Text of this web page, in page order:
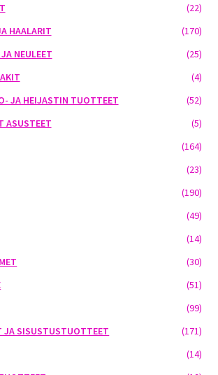
(22)
HAALARIT
(170)
NEULEET
(25)
(4)
JA HEIJASTIN TUOTTEET
(52)
ASUSTEET
(5)
(164)
(23)
(190)
(49)
(14)
(30)
(51)
(99)
JA SISUSTUSTUOTTEET
(171)
(14)